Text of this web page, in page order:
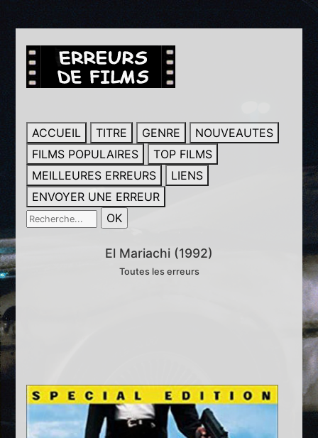
ACCUEIL TITRE GENRE
NOUVEAUTES
FILMS POPULAIRES
TOP FILMS
MEILLEURES ERREURS
LIENS
ENVOYER UNE ERREUR
El Mariachi (1992)
Toutes les erreurs